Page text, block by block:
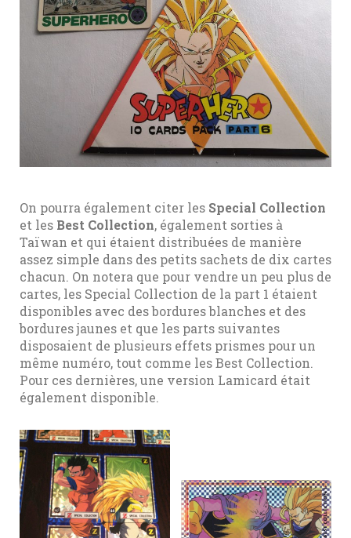
On pourra également citer les Special Collection
et les Best Collection, également sorties à
Taïwan et qui étaient distribuées de manière
assez simple dans des petits sachets de dix cartes
chacun. On notera que pour vendre un peu plus de
cartes, les Special Collection de la part 1 étaient
disponibles avec des bordures blanches et des
bordures jaunes et que les parts suivantes
disposaient de plusieurs effets prismes pour un
même numéro, tout comme les Best Collection.
Pour ces dernières, une version Lamicard était
également disponible.